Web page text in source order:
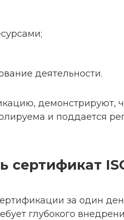
деятельности.
демонстрируют,
и поддается
сертификат
за один
глубокого